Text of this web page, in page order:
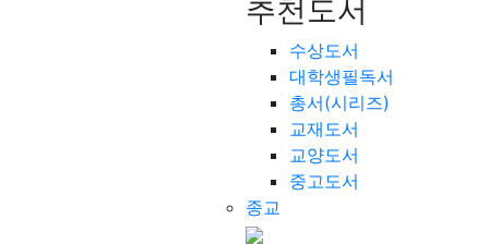
추천도서
수상도서
대학생필독서
총서(시리즈)
교재도서
교양도서
중고도서
종교